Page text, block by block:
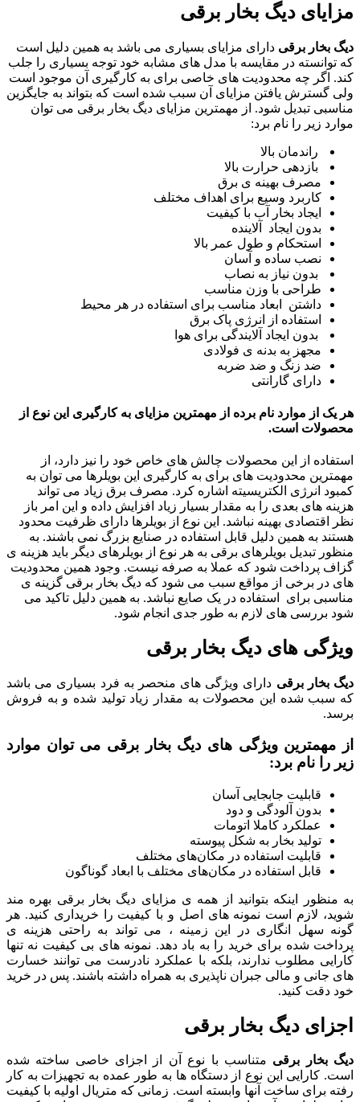
مزایای دیگ بخار برقی
دیگ بخار برقی دارای مزایای بسیاری می باشد به همین دلیل است
که توانسته در مقایسه با مدل های مشابه خود توجه بسیاری را جلب
کند. اگر چه محدودیت های خاصی برای به کارگیری آن موجود است
ولی گسترش یافتن مزایای آن سبب شده است که بتواند به جایگزین
مناسبی تبدیل شود. از مهمترین مزایای دیگ بخار برقی می توان
موارد زیر را نام برد:
راندمان بالا
بازدهی حرارت بالا
مصرف بهینه ی برق
کاربرد وسیع برای اهداف مختلف
ایجاد بخار آب با کیفیت
بدون ایجاد آلاینده
استحکام و طول عمر بالا
نصب ساده و آسان
بدون نیاز به نصاب
طراحی با وزن مناسب
داشتن ابعاد مناسب برای استفاده در هر محیط
استفاده از انرژی پاک برق
بدون ایجاد آلایندگی برای هوا
مجهز به بدنه ی فولادی
ضد زنگ و ضد ضربه
دارای گارانتی
هر یک از موارد نام برده از مهمترین مزایای به کارگیری این نوع از
محصولات است.
استفاده از این محصولات چالش های خاص خود را نیز دارد، از
مهمترین محدودیت های برای به کارگیری این بویلرها می توان به
کمبود انرژی الکتریسیته اشاره کرد. مصرف برق زیاد می تواند
هزینه های بعدی را به مقدار بسیار زیاد افزایش داده و این امر باز
نظر اقتصادی بهینه نباشد. این نوع از بویلرها دارای ظرفیت محدود
هستند به همین دلیل قابل استفاده در صنایع بزرگ نمی باشند. به
منظور تبدیل بویلرهای برقی به هر نوع از بویلرهای دیگر باید هزینه ی
گزاف پرداخت شود که عملا به صرفه نیست. وجود همین محدودیت
های در برخی از مواقع سبب می شود که دیگ بخار برقی گزینه ی
مناسبی برای استفاده در یک صایع نباشد. به همین دلیل تاکید می
شود بررسی های لازم به طور جدی انجام شود.
ویژگی های دیگ بخار برقی
دیگ بخار برقی دارای ویژگی های منحصر به فرد بسیاری می باشد
که سبب شده این محصولات به مقدار زیاد تولید شده و به فروش
برسد.
از مهمترین ویژگی های دیگ بخار برقی می توان موارد
زیر را نام برد:
قابلیت جابجایی آسان
بدون آلودگی و دود
عملکرد کاملا اتومات
تولید بخار به شکل پیوسته
قابلیت استفاده در مکان‌های مختلف
قابل استفاده در مکان‌های مختلف با ابعاد گوناگون
به منظور اینکه بتوانید از همه ی مزایای دیگ بخار برقی بهره مند
شوید، لازم است نمونه های اصل و با کیفیت را خریداری کنید. هر
گونه سهل انگاری در این زمینه ، می تواند به راحتی هزینه ی
پرداخت شده برای خرید را به باد دهد. نمونه های بی کیفیت نه تنها
کارایی مطلوب ندارند، بلکه با عملکرد نادرست می توانند خسارت
های جانی و مالی جبران ناپذیری به همراه داشته باشند. پس در خرید
خود دقت کنید.
اجزای دیگ بخار برقی
دیگ بخار برقی متناسب با نوع آن از اجزای خاصی ساخته شده
است. کارایی این نوع از دستگاه ها به طور عمده به تجهیزات به کار
رفته برای ساخت آنها وابسته است. زمانی که متریال اولیه با کیفیت